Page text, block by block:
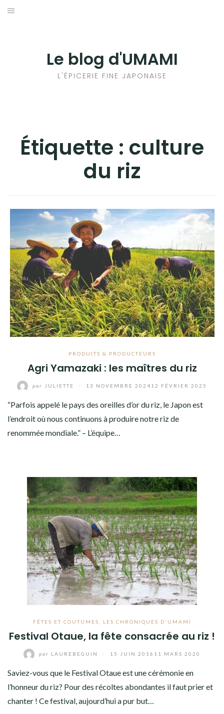
Aller
Le blog d'UMAMI
L'ÉPICERIE FINE JAPONAISE
Étiquette : culture
du riz
PRODUITS & PRODUCTEURS
Agri Yamazaki : les maîtres du riz
par JULIETTE 13 NOVEMBRE 2024 12 FÉVRIER 2025
“Parfois appelé le pays des oreilles d’or du riz, le Japon est
l’endroit où nous continuons à produire notre riz de
renommée mondiale.” – L’équipe…
FÊTES ET COUTUMES LES CHRONIQUES D'UMAMI
Festival Otaue, la fête consacrée au riz !
par LAUREBEGUIN 15 JUIN 2016 11 MARS 2020
Saviez-vous que le Festival Otaue est une cérémonie en
l’honneur du riz? Pour des récoltes abondantes il faut prier et
chanter ! Ce festival, aujourd’hui a pur but…